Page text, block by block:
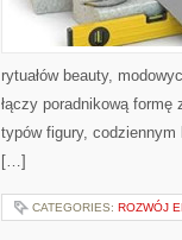
rytuałów beauty,
łączy poradnikową
typów figury,
[…]
CATEGORIES: ROZWÓJ